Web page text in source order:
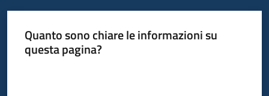
Quanto sono chiare le informazioni su
questa pagina?